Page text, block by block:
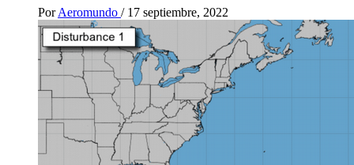
Por Aeromundo / 17 septiembre, 2022